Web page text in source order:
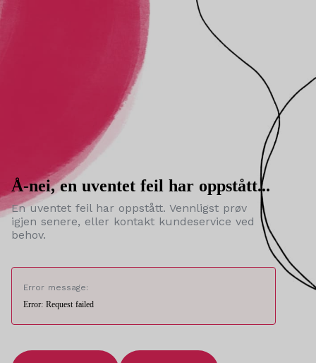
Å-nei, en uventet feil har oppstått...
En uventet feil har oppstått. Vennligst prøv
igjen senere, eller kontakt kundeservice ved
behov.
Error message:
Error: Request failed